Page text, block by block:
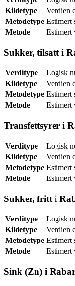
Kildetype
Verdien
Metodetype Estimert
Metode
Estimert
Sukker, tilsatt i
Verditype
Logisk
Kildetype
Verdien
Metodetype Estimert
Metode
Estimert
Transfettsyrer i
Verditype
Logisk
Kildetype
Verdien
Metodetype Estimert
Metode
Estimert
Sukker, fritt i
Verditype
Logisk
Kildetype
Verdien
Metodetype Estimert
Metode
Estimert
Sink (Zn) i